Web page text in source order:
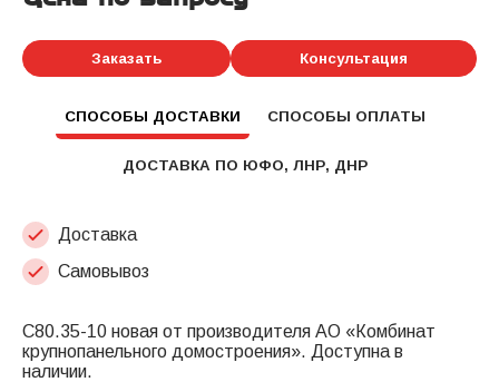
Заказать Консультация
СПОСОБЫ ДОСТАВКИ СПОСОБЫ ОПЛАТЫ
ДОСТАВКА ПО ЮФО, ЛНР, ДНР
Доставка
Самовывоз
С80.35-10 новая от производителя АО «Комбинат
крупнопанельного домостроения». Доступна в
наличии.